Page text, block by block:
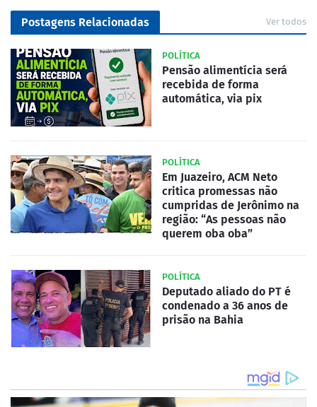
Postagens Relacionadas Ver todos
POLÍTICA
Pensão alimentícia será
recebida de forma
automática, via pix
POLÍTICA
Em Juazeiro, ACM Neto
critica promessas não
cumpridas de Jerônimo na
região: “As pessoas não
querem oba oba”
POLÍTICA
Deputado aliado do PT é
condenado a 36 anos de
prisão na Bahia